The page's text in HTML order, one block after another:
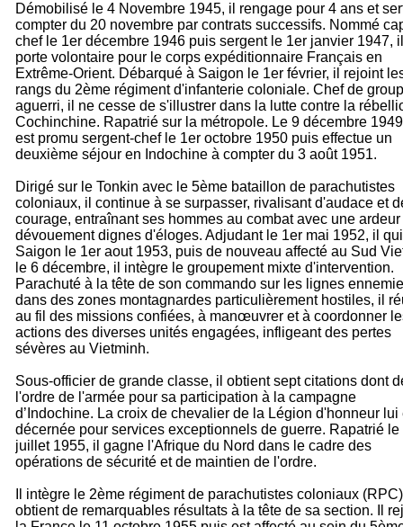
Démobilisé le 4 Novembre 1945, il rengage pour 4 ans et
compter du 20 novembre par contrats successifs. Nommé
chef le 1er décembre 1946 puis sergent le 1er janvier 1947,
porte volontaire pour le corps expéditionnaire Français en
Extrême-Orient. Débarqué à Saigon le 1er février, il rejoint
rangs du 2ème régiment d'infanterie coloniale. Chef de
aguerri, il ne cesse de s'illustrer dans la lutte contre la
Cochinchine. Rapatrié sur la métropole. Le 9 décembre
est promu sergent-chef le 1er octobre 1950 puis effectue un
deuxième séjour en Indochine à compter du 3 août 1951.
Dirigé sur le Tonkin avec le 5ème bataillon de parachutistes
coloniaux, il continue à se surpasser, rivalisant d'audace et
courage, entraînant ses hommes au combat avec une ardeur
dévouement dignes d'éloges. Adjudant le 1er mai 1952, il
Saigon le 1er aout 1953, puis de nouveau affecté au Sud
le 6 décembre, il intègre le groupement mixte d'intervention.
Parachuté à la tête de son commando sur les lignes
dans des zones montagnardes particulièrement hostiles, il
au fil des missions confiées, à manœuvrer et à coordonner
actions des diverses unités engagées, infligeant des pertes
sévères au Vietminh.
Sous-officier de grande classe, il obtient sept citations dont
l'ordre de l'armée pour sa participation à la campagne
d’Indochine. La croix de chevalier de la Légion d'honneur lui
décernée pour services exceptionnels de guerre. Rapatrié le
juillet 1955, il gagne l'Afrique du Nord dans le cadre des
opérations de sécurité et de maintien de l'ordre.
Il intègre le 2ème régiment de parachutistes coloniaux
obtient de remarquables résultats à la tête de sa section. Il